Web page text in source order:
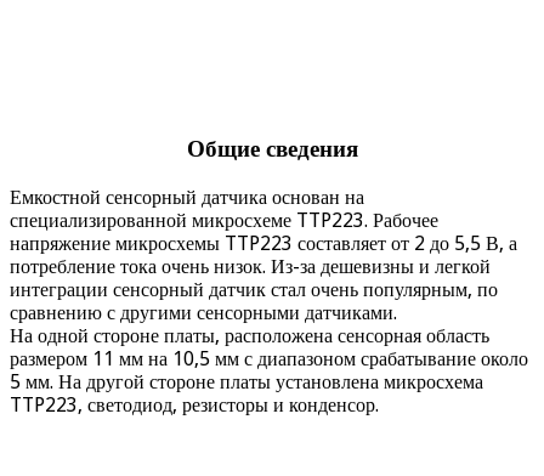
Общие сведения
Емкостной сенсорный датчика основан на
специализированной микросхеме TTP223. Рабочее
напряжение микросхемы TTP223 составляет от 2 до 5,5 В, а
потребление тока очень низок. Из-за дешевизны и легкой
интеграции сенсорный датчик стал очень популярным, по
сравнению с другими сенсорными датчиками.
На одной стороне платы, расположена сенсорная область
размером 11 мм на 10,5 мм с диапазоном срабатывание около
5 мм. На другой стороне платы установлена микросхема
TTP223, светодиод, резисторы и конденсор.